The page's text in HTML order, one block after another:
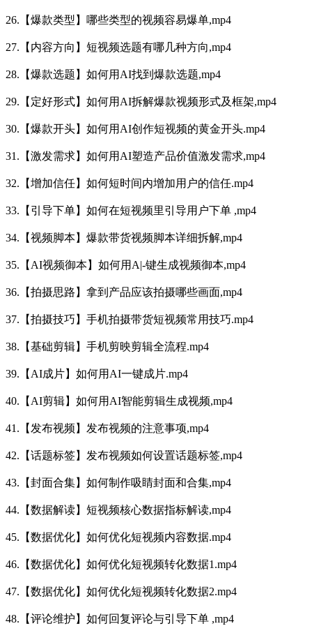
26.【爆款类型】哪些类型的视频容易爆单,mp4
27.【内容方向】短视频选题有哪几种方向,mp4
28.【爆款选题】如何用AI找到爆款选题,mp4
29.【定好形式】如何用AI拆解爆款视频形式及框架,mp4
30.【爆款开头】如何用AI创作短视频的黄金开头.mp4
31.【激发需求】如何用AI塑造产品价值激发需求,mp4
32.【增加信任】如何短时间内增加用户的信任.mp4
33.【引导下单】如何在短视频里引导用户下单 ,mp4
34.【视频脚本】爆款带货视频脚本详细拆解,mp4
35.【AI视频御本】如何用A|-键生成视频御本,mp4
36.【拍摄思路】拿到产品应该拍摄哪些画面,mp4
37.【拍摄技巧】手机拍摄带货短视频常用技巧.mp4
38.【基础剪辑】手机剪映剪辑全流程.mp4
39.【AI成片】如何用AI一键成片.mp4
40.【AI剪辑】如何用AI智能剪辑生成视频,mp4
41.【发布视频】发布视频的注意事项,mp4
42.【话题标签】发布视频如何设置话题标签,mp4
43.【封面合集】如何制作吸睛封面和合集,mp4
44.【数据解读】短视频核心数据指标解读,mp4
45.【数据优化】如何优化短视频内容数据.mp4
46.【数据优化】如何优化短视频转化数据1.mp4
47.【数据优化】如何优化短视频转化数据2.mp4
48.【评论维护】如何回复评论与引导下单 ,mp4